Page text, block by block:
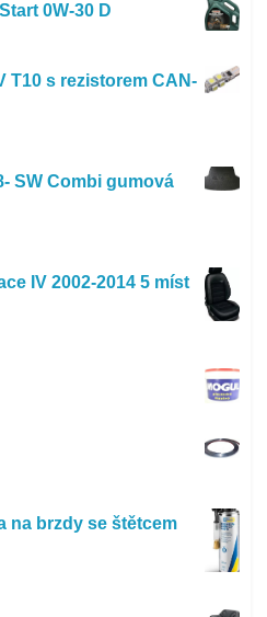
0W-30 D
T10 s rezistorem CAN-
SW Combi gumová
IV 2002-2014 5 míst
na brzdy se štětcem